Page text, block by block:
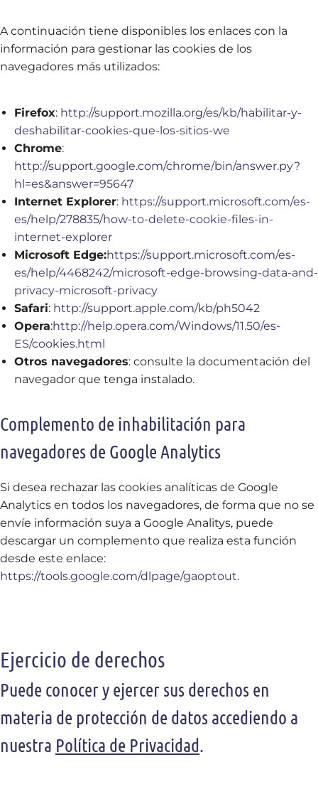
A continuación tiene disponibles los enlaces con la
información para gestionar las cookies de los
navegadores más utilizados:
Firefox: http://support.mozilla.org/es/kb/habilitar-y-
deshabilitar-cookies-que-los-sitios-we
Chrome:
http://support.google.com/chrome/bin/answer.py?
hl=es&answer=95647
Internet Explorer: https://support.microsoft.com/es-
es/help/278835/how-to-delete-cookie-files-in-
internet-explorer
Microsoft Edge:https://support.microsoft.com/es-
es/help/4468242/microsoft-edge-browsing-data-and-
privacy-microsoft-privacy
Safari: http://support.apple.com/kb/ph5042
Opera:http://help.opera.com/Windows/11.50/es-
ES/cookies.html
Otros navegadores: consulte la documentación del
navegador que tenga instalado.
Complemento de inhabilitación para
navegadores de Google Analytics
Si desea rechazar las cookies analíticas de Google
Analytics en todos los navegadores, de forma que no se
envíe información suya a Google Analitys, puede
descargar un complemento que realiza esta función
desde este enlace:
https://tools.google.com/dlpage/gaoptout.
Ejercicio de derechos
Puede conocer y ejercer sus derechos en
materia de protección de datos accediendo a
nuestra Política de Privacidad.